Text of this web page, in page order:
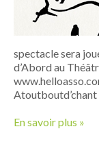
spectacle sera
d’Abord au
En savoir plus »